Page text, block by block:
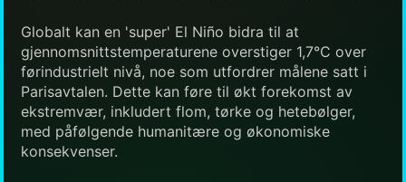
Globalt kan en 'super' El Niño bidra til at
gjennomsnittstemperaturene overstiger 1,7°C over
førindustrielt nivå, noe som utfordrer målene satt i
Parisavtalen. Dette kan føre til økt forekomst av
ekstremvær, inkludert flom, tørke og hetebølger,
med påfølgende humanitære og økonomiske
konsekvenser.